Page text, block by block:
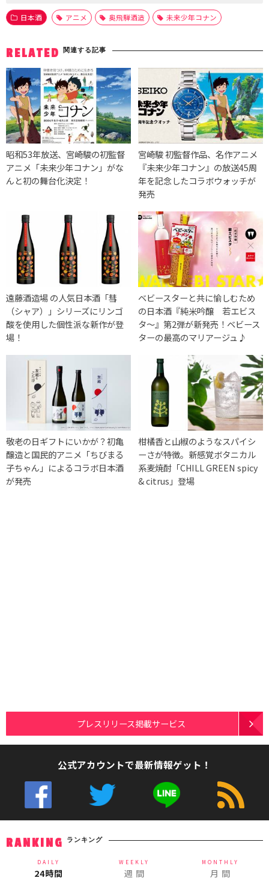
日本酒 アニメ 奥飛騨酒造 未来少年コナン
RELATED 関連する記事
昭和53年放送、宮崎駿の初監督
アニメ「未来少年コナン」がな
んと初の舞台化決定！
宮崎駿 初監督作品、名作アニメ
『未来少年コナン』の放送45周
年を記念したコラボウォッチが
発売
遠藤酒造場 の人気日本酒「彗
（シャア）」シリーズにリンゴ
酸を使用した個性派な新作が登
場！
ベビースターと共に愉しむため
の日本酒『純米吟醸 若エビス
タ～』第2弾が新発売！ベビース
ターの最高のマリアージュ♪
敬老の日ギフトにいかが？初亀
醸造と国民的アニメ「ちびまる
子ちゃん」によるコラボ日本酒
が発売
柑橘香と山椒のようなスパイシ
ーさが特徴。新感覚ボタニカル
系麦焼酎「CHILL GREEN spicy
& citrus」登場
プレスリリース掲載サービス
公式アカウントで最新情報ゲット！
RANKING ランキング
DAILY
24時間
WEEKLY
週 間
MONTHLY
月 間